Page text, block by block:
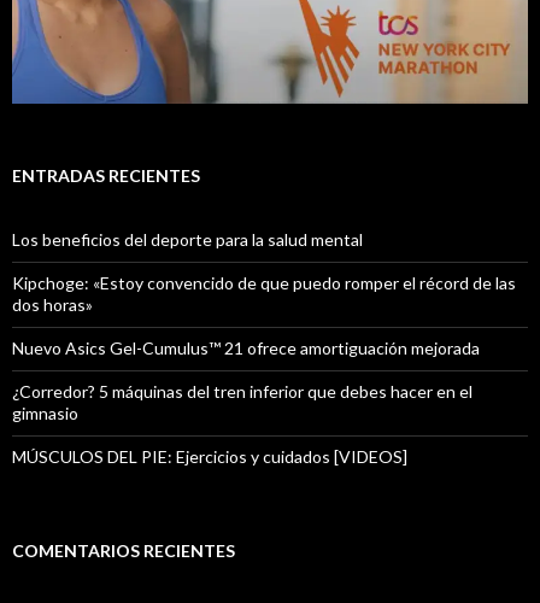
ENTRADAS RECIENTES
Los beneficios del deporte para la salud mental
Kipchoge: «Estoy convencido de que puedo romper el récord de las
dos horas»
Nuevo Asics Gel-Cumulus™ 21 ofrece amortiguación mejorada
¿Corredor? 5 máquinas del tren inferior que debes hacer en el
gimnasio
MÚSCULOS DEL PIE: Ejercicios y cuidados [VIDEOS]
COMENTARIOS RECIENTES